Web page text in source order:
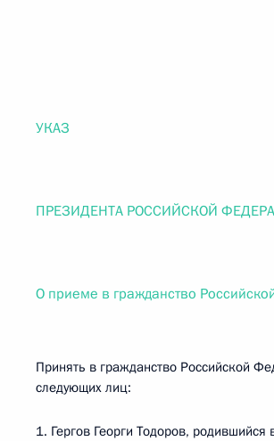
УКАЗ
ПРЕЗИДЕНТА РОССИЙСКОЙ
О приеме в гражданство
Принять в гражданство Российской
следующих лиц:
1. Гергов Георги Тодоров, родившийся